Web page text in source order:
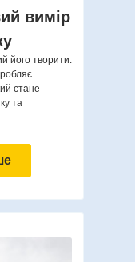
вимір
його творити.
стане
та